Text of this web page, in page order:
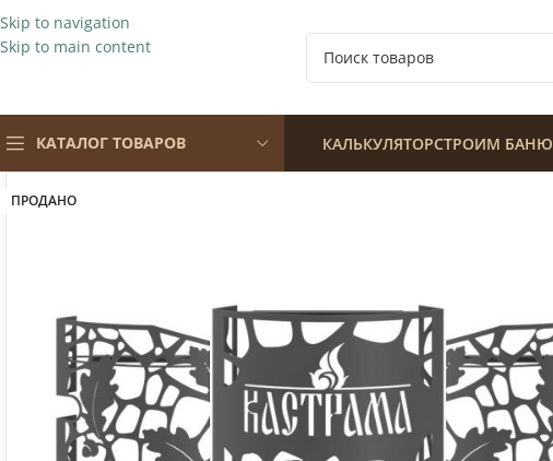
Skip to navigation
Skip to main content
КАТАЛОГ ТОВАРОВ КАЛЬКУЛЯТОРСТРОИМ БАНЮ
ПРОДАНО